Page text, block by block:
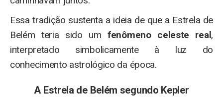
Essa tradição sustenta a ideia de que a Estrela de
Belém teria sido umfenômeno celeste real,
interpretado simbolicamente à luz do
conhecimento astrológico da época.
A Estrela de Belém segundo Kepler